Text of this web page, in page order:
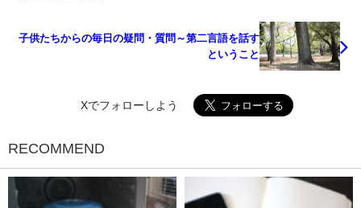
子供たちからの毎日の疑問・質問～第二言語を話す
ということ
Xでフォローしよう
RECOMMEND